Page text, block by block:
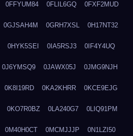
0FFYUM84 0FLIL6GQ 0FXF2MUD
0GJSAH4M 0GRH7XSL 0H17NT32
0HYK5SEI 0IA5RSJ3 0IF4Y4UQ
0J6YMSQ9 0JAWX05J 0JMG9NJH
0K8I19RD 0KA2KHRR 0KCE9EJG
0KO7R0BZ 0LA240G7 0LIQ91PM
0M40H0CT 0MCMJJJP 0N1LZI50